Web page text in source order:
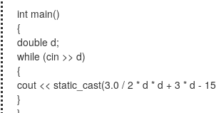
int main()
{
double d;
while (cin >> d)
{
cout << static_cast(3.0 / 2 * d * d + 3 * d -
}